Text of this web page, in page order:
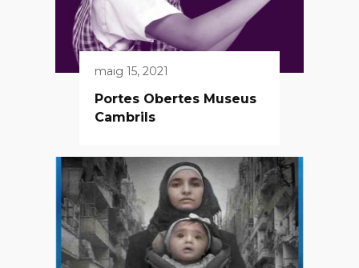
maig 15, 2021
Portes Obertes Museus
Cambrils